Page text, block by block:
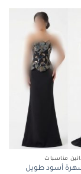
مناسبات
أسود طويل